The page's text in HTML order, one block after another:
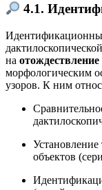
4.1.
на
морфологическим
узоров. К ним
Установление
объектов